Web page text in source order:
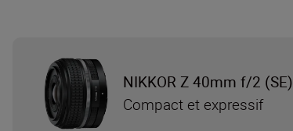
NIKKOR Z 40mm f/2 (SE)
Compact et expressif